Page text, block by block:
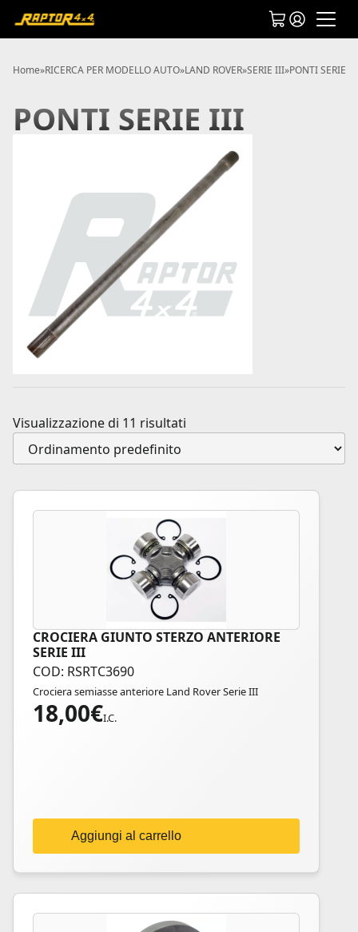
Home»RICERCA PER MODELLO AUTO»LAND ROVER»SERIE III»PONTI SERIE III
PONTI SERIE III
Visualizzazione di 11 risultati
CROCIERA GIUNTO STERZO ANTERIORE
SERIE III
COD: RSRTC3690
Crociera semiasse anteriore Land Rover Serie III
18,00€I.C.
Aggiungi al carrello